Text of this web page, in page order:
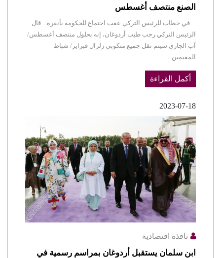
الصنع منتصف أغسطس
في خطاب للرئيس التركي عقب اجتماع للحكومة بأنقرة.. قال
الرئيس التركي رجب طيب أردوغان، إنه بحلول منتصف أغسطس/
آب الجاري سيتم نقل جميع منكوبي زلزال فبراير/ شباط
المقيمين...
أكمل القراءة
2023-07-18
نافذة اقتصادية
ابن سلمان يستقبل أردوغان بمراسم رسمية في